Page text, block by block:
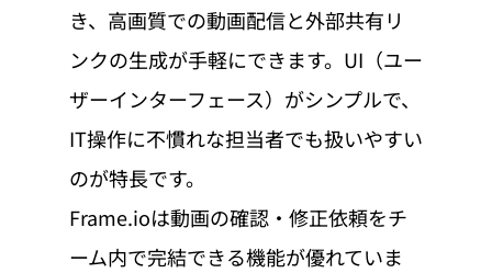
き、高画質での動画配信と外部共有リ
ンクの生成が手軽にできます。UI（ユー
ザーインターフェース）がシンプルで、
IT操作に不慣れな担当者でも扱いやすい
のが特長です。
Frame.ioは動画の確認・修正依頼をチ
ーム内で完結できる機能が優れていま